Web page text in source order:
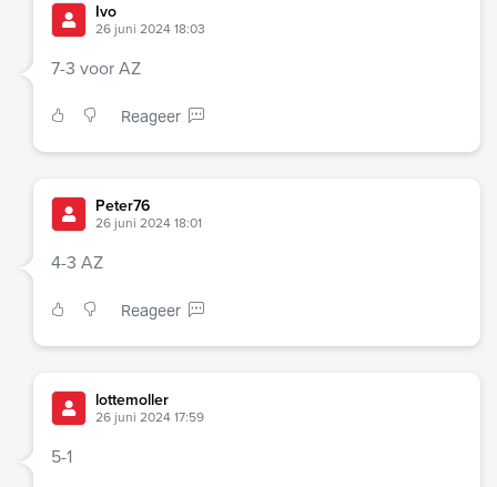
Ivo
26 juni 2024 18:03
7-3 voor AZ
Reageer
Peter76
26 juni 2024 18:01
4-3 AZ
Reageer
lottemoller
26 juni 2024 17:59
5-1